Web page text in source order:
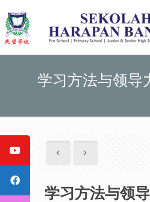
学习方法与领导
学习方法与领